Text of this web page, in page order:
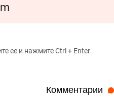
ее и нажмите Ctrl + Enter
Комментарии